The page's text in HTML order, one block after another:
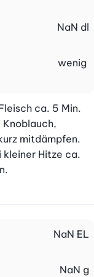
NaN dl
wenig
ca. 5 Min.
mitdämpfen.
kleiner Hitze ca.
NaN EL
NaN g